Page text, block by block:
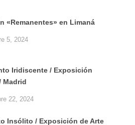
«Remanentes» en Limaná
5, 2024
Iridiscente / Exposición
Madrid
22, 2024
Insólito / Exposición de Arte